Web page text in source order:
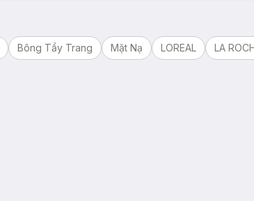
Bông Tẩy Trang Mặt Nạ LOREAL
LA